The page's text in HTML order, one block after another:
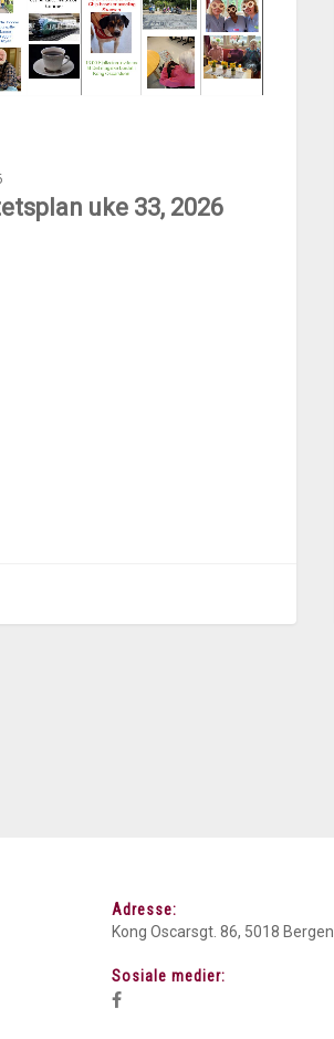
uke 33, 2026
Adresse:
Kong Oscarsgt. 86, 5018 Bergen
Sosiale medier: